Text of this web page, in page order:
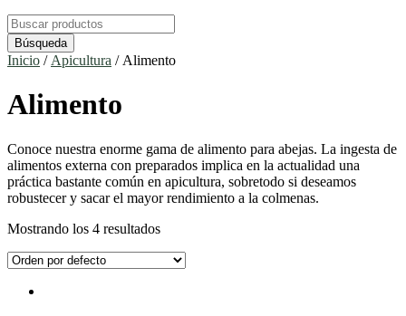
Buscar:
Inicio / Apicultura / Alimento
Alimento
Conoce nuestra enorme gama de alimento para abejas. La ingesta de
alimentos externa con preparados implica en la actualidad una
práctica bastante común en apicultura, sobretodo si deseamos
robustecer y sacar el mayor rendimiento a la colmenas.
Mostrando los 4 resultados